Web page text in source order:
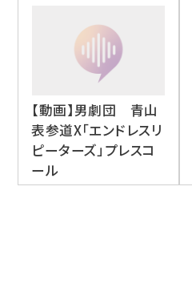
【動画】男劇団 青山
表参道X「エンドレスリ
ピーターズ」プレスコ
ール